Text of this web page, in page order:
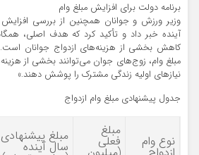
برنامه دولت برای افزایش مبلغ وام
وزیر ورزش و جوانان همچنین از بررسی افزایش
آینده خبر داد و تأکید کرد که هدف اصلی،
کاهش بخشی از هزینه‌های ازدواج جوانان است.
مبلغ وام، زوج‌های جوان می‌توانند بخشی از
نیازهای اولیه زندگی مشترک را پوشش دهند.»
جدول پیشنهادی مبلغ وام ازدواج
نوع وام
مبلغ
فعلی مبلغ پیشنهادی
سال آینده